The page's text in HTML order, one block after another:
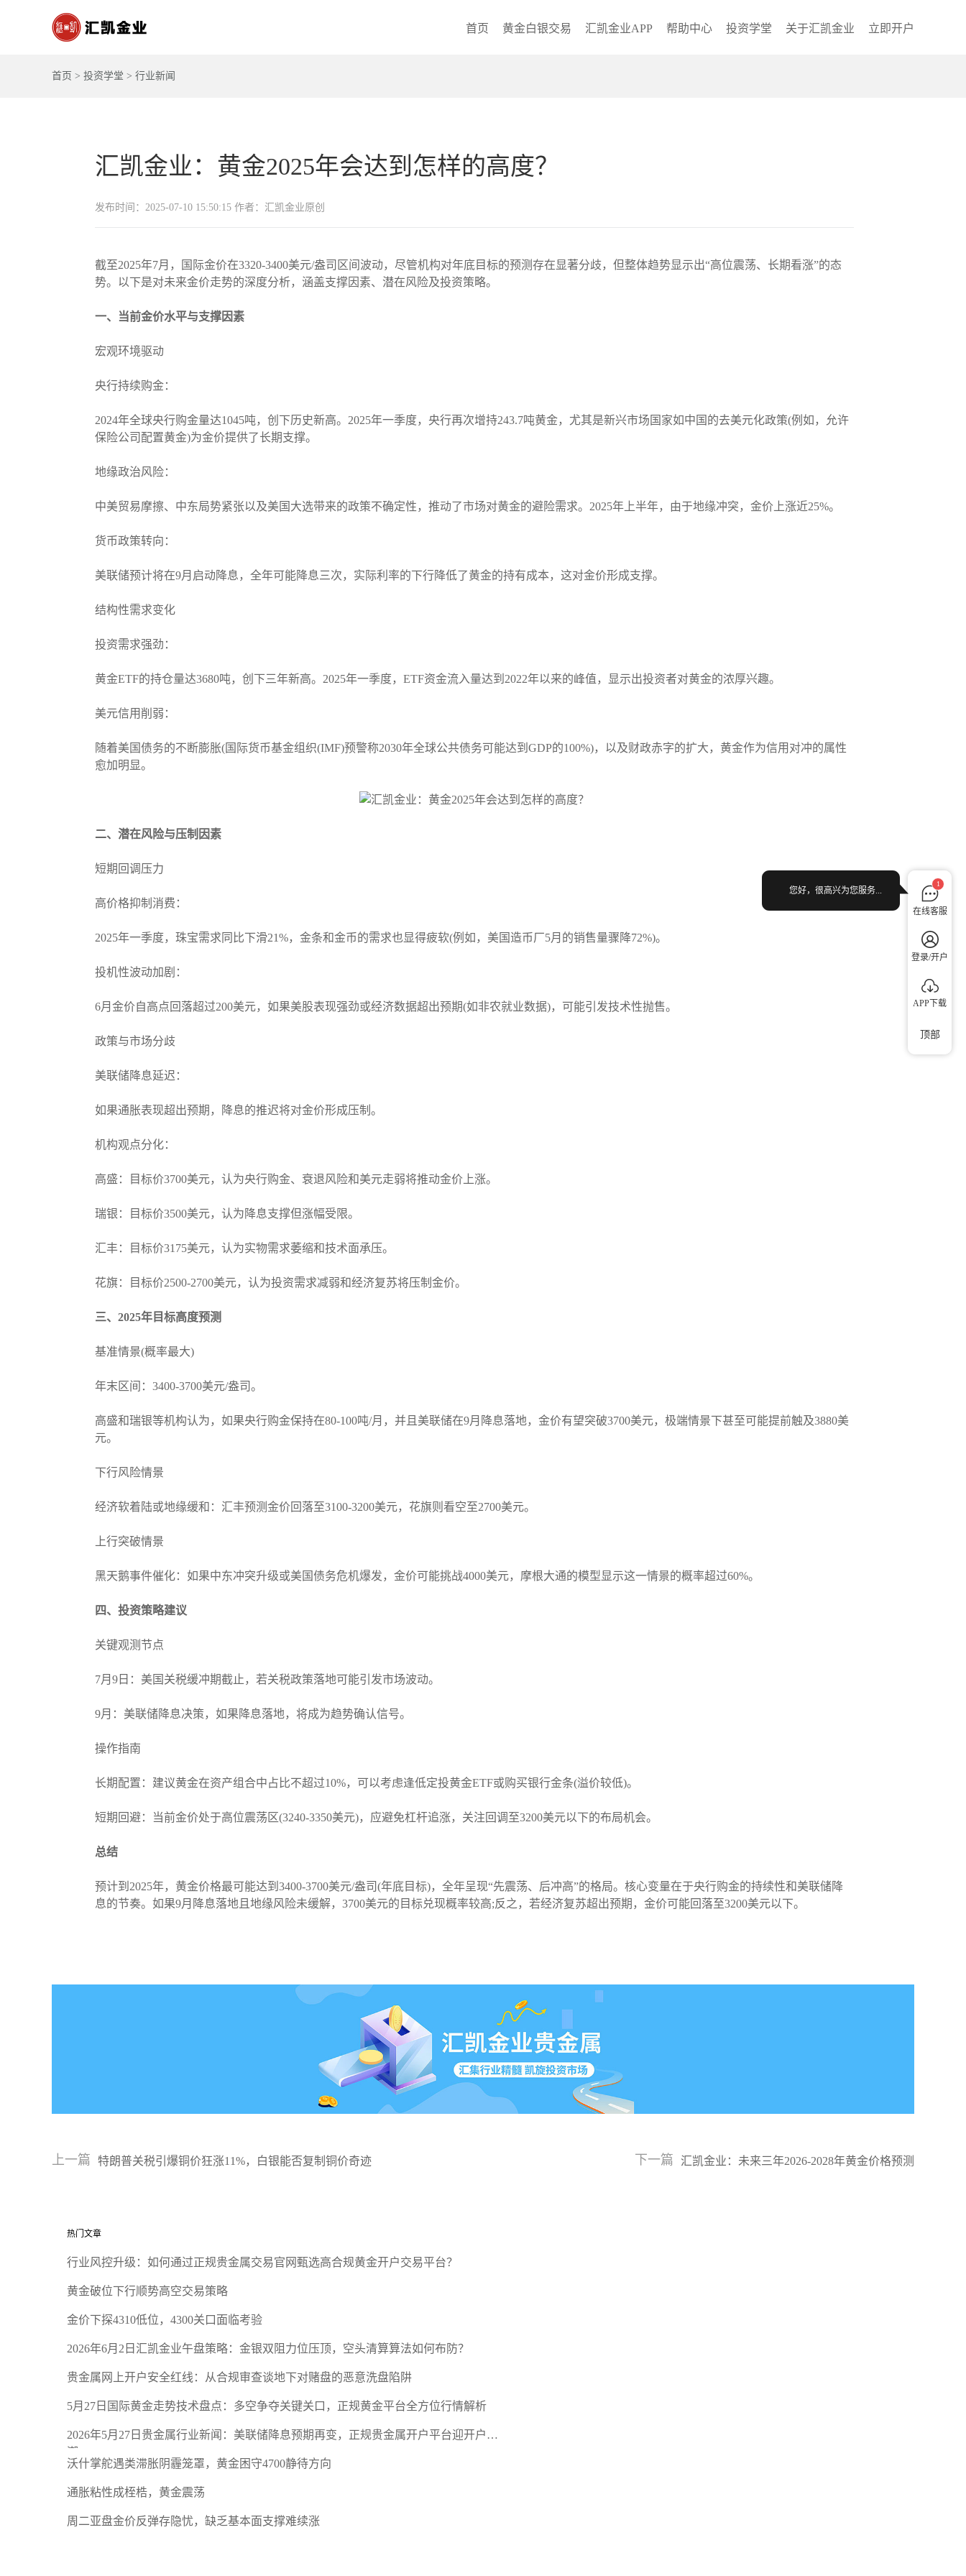
首页 黄金白银交易 汇凯金业APP 帮助中心 投资学堂 关于汇凯金业 立即开户
首页 > 投资学堂 > 行业新闻
汇凯金业：黄金2025年会达到怎样的高度？
发布时间：2025-07-10 15:50:15 作者：汇凯金业原创
截至2025年7月，国际金价在3320-3400美元/盎司区间波动，尽管机构对年底目标的预测存在显著分歧，但整体趋势显示出“高位震荡、长期看涨”的态
势。以下是对未来金价走势的深度分析，涵盖支撑因素、潜在风险及投资策略。
一、当前金价水平与支撑因素
宏观环境驱动
央行持续购金：
2024年全球央行购金量达1045吨，创下历史新高。2025年一季度，央行再次增持243.7吨黄金，尤其是新兴市场国家如中国的去美元化政策(例如，允许
保险公司配置黄金)为金价提供了长期支撑。
地缘政治风险：
中美贸易摩擦、中东局势紧张以及美国大选带来的政策不确定性，推动了市场对黄金的避险需求。2025年上半年，由于地缘冲突，金价上涨近25%。
货币政策转向：
美联储预计将在9月启动降息，全年可能降息三次，实际利率的下行降低了黄金的持有成本，这对金价形成支撑。
结构性需求变化
投资需求强劲：
黄金ETF的持仓量达3680吨，创下三年新高。2025年一季度，ETF资金流入量达到2022年以来的峰值，显示出投资者对黄金的浓厚兴趣。
美元信用削弱：
随着美国债务的不断膨胀(国际货币基金组织(IMF)预警称2030年全球公共债务可能达到GDP的100%)，以及财政赤字的扩大，黄金作为信用对冲的属性
愈加明显。
二、潜在风险与压制因素
短期回调压力
高价格抑制消费：
2025年一季度，珠宝需求同比下滑21%，金条和金币的需求也显得疲软(例如，美国造币厂5月的销售量骤降72%)。
投机性波动加剧：
6月金价自高点回落超过200美元，如果美股表现强劲或经济数据超出预期(如非农就业数据)，可能引发技术性抛售。
政策与市场分歧
美联储降息延迟：
如果通胀表现超出预期，降息的推迟将对金价形成压制。
机构观点分化：
高盛：目标价3700美元，认为央行购金、衰退风险和美元走弱将推动金价上涨。
瑞银：目标价3500美元，认为降息支撑但涨幅受限。
汇丰：目标价3175美元，认为实物需求萎缩和技术面承压。
花旗：目标价2500-2700美元，认为投资需求减弱和经济复苏将压制金价。
三、2025年目标高度预测
基准情景(概率最大)
年末区间：3400-3700美元/盎司。
高盛和瑞银等机构认为，如果央行购金保持在80-100吨/月，并且美联储在9月降息落地，金价有望突破3700美元，极端情景下甚至可能提前触及3880美
元。
下行风险情景
经济软着陆或地缘缓和：汇丰预测金价回落至3100-3200美元，花旗则看空至2700美元。
上行突破情景
黑天鹅事件催化：如果中东冲突升级或美国债务危机爆发，金价可能挑战4000美元，摩根大通的模型显示这一情景的概率超过60%。
四、投资策略建议
关键观测节点
7月9日：美国关税缓冲期截止，若关税政策落地可能引发市场波动。
9月：美联储降息决策，如果降息落地，将成为趋势确认信号。
操作指南
长期配置：建议黄金在资产组合中占比不超过10%，可以考虑逢低定投黄金ETF或购买银行金条(溢价较低)。
短期回避：当前金价处于高位震荡区(3240-3350美元)，应避免杠杆追涨，关注回调至3200美元以下的布局机会。
总结
预计到2025年，黄金价格最可能达到3400-3700美元/盎司(年底目标)，全年呈现“先震荡、后冲高”的格局。核心变量在于央行购金的持续性和美联储降
息的节奏。如果9月降息落地且地缘风险未缓解，3700美元的目标兑现概率较高;反之，若经济复苏超出预期，金价可能回落至3200美元以下。
上一篇 特朗普关税引爆铜价狂涨11%，白银能否复制铜价奇迹 下一篇 汇凯金业：未来三年2026-2028年黄金价格预测
热门文章
行业风控升级：如何通过正规贵金属交易官网甄选高合规黄金开户交易平台？
黄金破位下行顺势高空交易策略
金价下探4310低位，4300关口面临考验
2026年6月2日汇凯金业午盘策略：金银双阻力位压顶，空头清算算法如何布防？
贵金属网上开户安全红线：从合规审查谈地下对赌盘的恶意洗盘陷阱
5月27日国际黄金走势技术盘点：多空争夺关键关口，正规黄金平台全方位行情解析
2026年5月27日贵金属行业新闻：美联储降息预期再变，正规贵金属开户平台迎开户热
潮
沃什掌舵遇类滞胀阴霾笼罩，黄金困守4700静待方向
通胀粘性成桎梏，黄金震荡
周二亚盘金价反弹存隐忧，缺乏基本面支撑难续涨
1
在线客服
登录/开户
APP下载
您好，很高兴为您服务...
顶部